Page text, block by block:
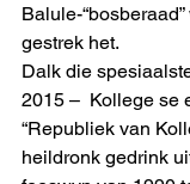
Balule-
gestrek het.
Dalk die
2015 –  Kollege se
“Republiek van
heildronk gedrink